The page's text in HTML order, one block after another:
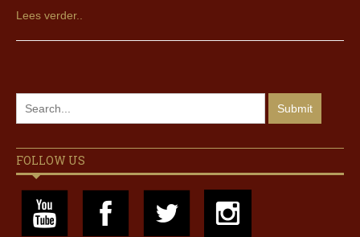
Lees verder..
FOLLOW US